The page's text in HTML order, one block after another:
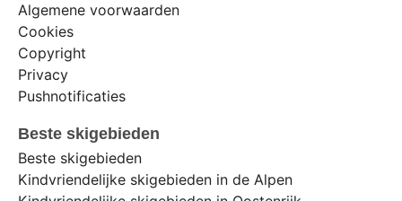
Algemene voorwaarden
Cookies
Copyright
Privacy
Pushnotificaties
Beste skigebieden
Beste skigebieden
Kindvriendelijke skigebieden in de Alpen